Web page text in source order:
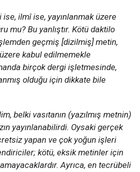
ise, ilmî ise, yayınlanmak üzere
mu? Bu yanlıştır. Kötü daktilo
geçmiş [dizilmiş] metin,
kabul edilmemekle
birçok dergi işletmesinde,
olduğu için dikkate bile
belki vasıtanın (yazılmış metnin)
yayınlanabilirdi. Oysaki gerçek
yapan ve çok yoğun işleri
kötü, eksik metinler için
Ayrıca, en tecrübeli